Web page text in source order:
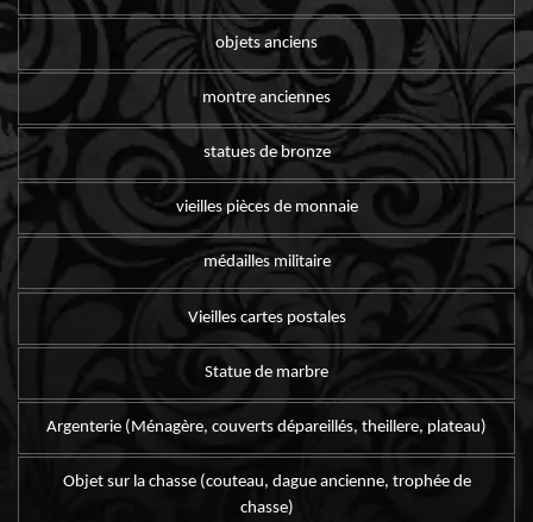
objets anciens
montre anciennes
statues de bronze
vieilles pièces de monnaie
médailles militaire
Vieilles cartes postales
Statue de marbre
Argenterie (Ménagère, couverts dépareillés, theillere, plateau)
Objet sur la chasse (couteau, dague ancienne, trophée de
chasse)